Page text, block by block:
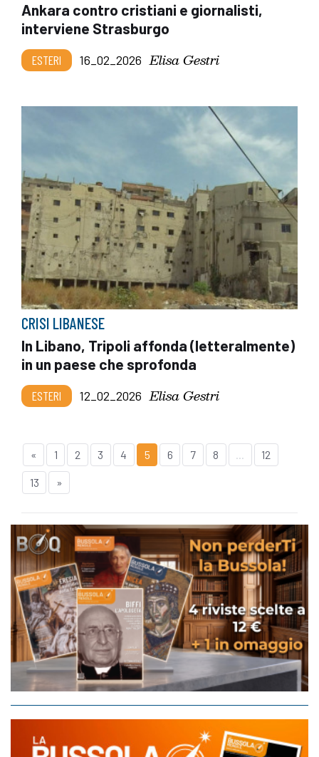
Ankara contro cristiani e giornalisti,
interviene Strasburgo
ESTERI 16_02_2026 Elisa Gestri
CRISI LIBANESE
In Libano, Tripoli affonda (letteralmente)
in un paese che sprofonda
ESTERI 12_02_2026 Elisa Gestri
« 1 2 3 4 5 6 7 8 ... 12
13 »